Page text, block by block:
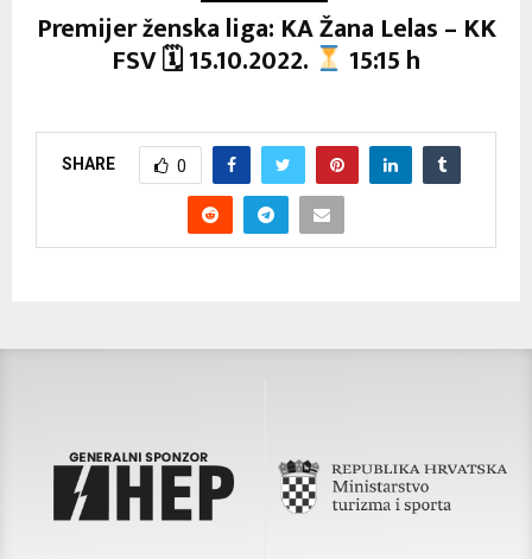
Premijer ženska liga: KA Žana Lelas – KK
FSV 🗓 15.10.2022. 15:15 h
SHARE 0